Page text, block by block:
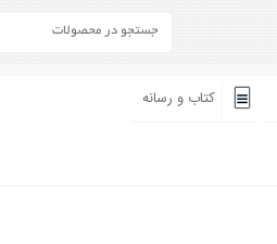
کتاب و رسانه